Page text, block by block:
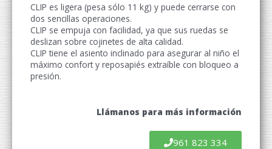
CLIP es ligera (pesa sólo 11 kg) y puede cerrarse con
dos sencillas operaciones.
CLIP se empuja con facilidad, ya que sus ruedas se
deslizan sobre cojinetes de alta calidad.
CLIP tiene el asiento inclinado para asegurar al niño el
máximo confort y reposapiés extraíble con bloqueo a
presión.
Llámanos para más información
961 823 334